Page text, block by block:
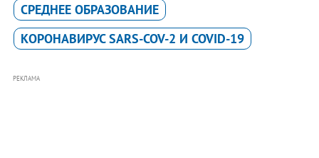
СРЕДНЕЕ ОБРАЗОВАНИЕ
КОРОНАВИРУС SARS-COV-2 И COVID-19
РЕКЛАМА